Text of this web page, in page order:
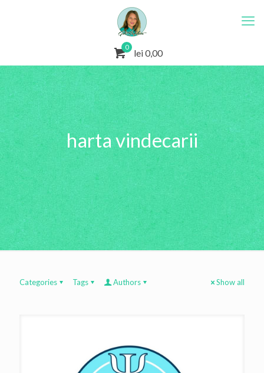
0
lei 0,00
harta vindecarii
Categories Tags Authors Show all